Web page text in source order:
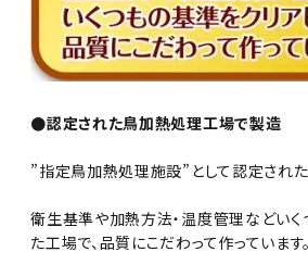
●認定された鳥加熱処理工場で製造
”指定鳥加熱処理施設”として認定され
衛生基準や加熱方法・温度管理などいく
た工場で、品質にこだわって作っています。